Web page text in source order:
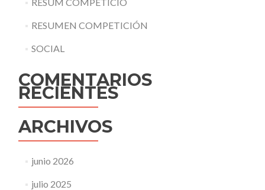
RESUMEN COMPETICIÓN
SOCIAL
COMENTARIOS
RECIENTES
ARCHIVOS
junio 2026
julio 2025